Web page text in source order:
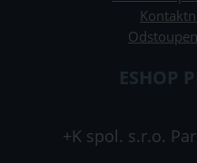
ESHOP
+K spol. s.r.o.